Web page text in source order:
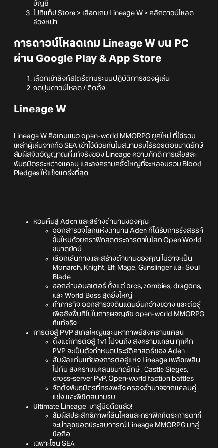
บัญชี
ไปที่แท็ป Store > เลือกเกม Lineage W > คลิกดาวน์โหลด
ล่วงหน้า
การดาวน์โหลดเกม Lineage W บน PC
ผ่าน Google Play & App Store
เลือกเข้าลิงก์สโตร์ตามระบบปฏิบัติการของผู้เล่น
กดปุ่มดาวน์โหลด / ติดตั้ง
Lineage W
Lineage W คือเกมแนว open-world MMORPG ยุคใหม่ ที่ได้รวม
เหล่าผู้เล่นจากทั่ว SEA เข้าไว้ด้วยกันในสนามรบไร้รอยต่อขนาดยักษ์
สัมผัสจิตวิญญาณที่แท้จริงของ Lineage ความภักดี การเสียสละ
พันธมิตรระหว่างแคลน และสงครามครั้งใหญ่ที่จะหลอมรวม Blood
Pledges ให้แข็งแกร่งที่สุด
หวนคืนสู่ Aden และสร้างตำนานของคุณ
ออกสำรวจโลกแห่งตำนาน Aden ที่ได้รับการรังสรรค์
ขึ้นใหม่ด้วยกราฟิกสุดตระการตาในโลก Open World
ขนาดยักษ์
เลือกเส้นทางและสร้างตำนานของคุณ ไม่ว่าจะเป็น
Monarch, Knight, Elf, Mage, Gunslinger และ Soul
Blade
ออกล่ามอนสเตอร์ ตั้งแต่ orcs, zombies, dragons,
และ World Boss สุดยิ่งใหญ่
ทำภารกิจ ออกสำรวจดินแดนอันกว้างขวาง และต่อสู้
เพื่อชิงพื้นที่ไปในการผจญภัย open-world MMORPG
ที่แท้จริง
การต่อสู้ PVP สเกลใหญ่และมหากาพย์สงครามแคลน
ตั้งแต่การต่อสู้ 1v1 ไปจนถึง สงครามแคลน ทุกศึก
PVP จะเป็นตัวกำหนดประวัติศาสตร์ของ Aden
สัมผัสแก่นแท้ของการต่อสู้แห่ง Lineage เพลิดเพลิน
ไปกับ สงครามแคลนขนาดยักษ์ , Castle Sieges,
cross-server PvP, Open-world faction battles
จัดตั้งพันธมิตรที่ทรงพลัง ครองอำนาจจากแคลนคู่
แข่ง และพิชิตสนามรบ
Ultimate Lineage มาสู่มือถือแล้ว!
สัมผัสประสิทธิภาพที่ลื่นไหลและกราฟิกที่ตระการตาที่
จะนำสุดยอดประสบการณ์ Lineage MMORPG มาสู่
มือถือ
เฉพาะโซน SEA